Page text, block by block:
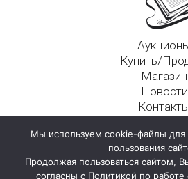
Купить/
Магазин
Новости
125009, г. Москва, Никитский
Мы используем cookie-файлы для
пользования
Продолжая пользоваться сайтом,
согласны с Политикой по